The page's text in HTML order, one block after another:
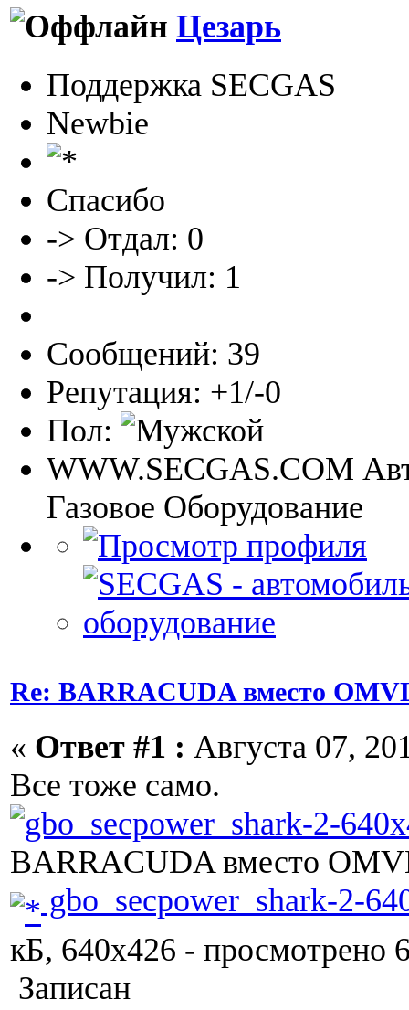
Цезарь
Поддержка SECGAS
Newbie
Спасибо
-> Отдал: 0
-> Получил: 1
Сообщений: 39
Репутация: +1/-0
Пол:
WWW.SECGAS.COM
Газовое Оборудование
Re: BARRACUDA вместо
« Ответ #1 : Августа 07,
Все тоже само.
BARRACUDA вместо
gbo_secpower_shark-2-
кБ, 640x426 - просмотрено
Записан